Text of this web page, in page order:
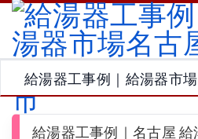
給湯器工事例｜給湯器市場
給湯器工事例｜名古屋